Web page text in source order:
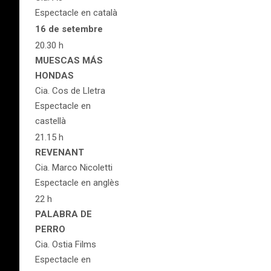
Espectacle en català
16 de setembre
20.30 h
MUESCAS MÁS
HONDAS
Cia. Cos de Lletra
Espectacle en
castellà
21.15 h
REVENANT
Cia. Marco Nicoletti
Espectacle en anglès
22 h
PALABRA DE
PERRO
Cia. Ostia Films
Espectacle en